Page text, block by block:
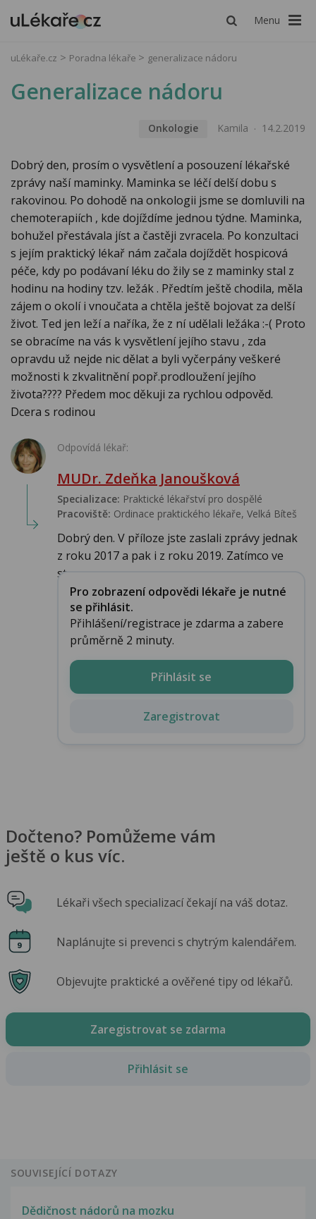
Menu
uLékaře.cz Poradna lékaře generalizace nádoru
Generalizace nádoru
Onkologie Kamila 14.2.2019
Dobrý den, prosím o vysvětlení a posouzení lékařské
zprávy naší maminky. Maminka se léčí delší dobu s
rakovinou. Po dohodě na onkologii jsme se domluvili na
chemoterapiích , kde dojíždíme jednou týdne. Maminka,
bohužel přestávala jíst a častěji zvracela. Po konzultaci
s jejím praktický lékař nám začala dojíždět hospicová
péče, kdy po podávaní léku do žily se z maminky stal z
hodinu na hodiny tzv. ležák . Předtím ještě chodila, měla
zájem o okolí i vnoučata a chtěla ještě bojovat za delší
život. Ted jen leží a naříka, že z ní udělali ležáka :-( Proto
se obracíme na vás k vysvětlení jejího stavu , zda
opravdu už nejde nic dělat a byli vyčerpány veškeré
možnosti k zkvalitnění popř.prodloužení jejího
života???? Předem moc děkuji za rychlou odpověd.
Dcera s rodinou
Odpovídá lékař:
MUDr. Zdeňka Janoušková
Specializace: Praktické lékařství pro dospělé
Pracoviště: Ordinace praktického lékaře, Velká Bíteš
Dobrý den. V příloze jste zaslali zprávy jednak
z roku 2017 a pak i z roku 2019. Zatímco ve
sta...
Pro zobrazení odpovědi lékaře je nutné
se přihlásit.
Přihlášení/registrace je zdarma a zabere
průměrně 2 minuty.
Přihlásit se
Zaregistrovat
Dočteno? Pomůžeme vám
ještě o kus víc.
Lékaři všech specializací čekají na váš dotaz.
Naplánujte si prevenci s chytrým kalendářem.
Objevujte praktické a ověřené tipy od lékařů.
Zaregistrovat se zdarma
Přihlásit se
SOUVISEJÍCÍ DOTAZY
Dědičnost nádorů na mozku